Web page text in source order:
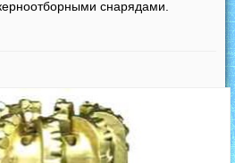
снарядами.